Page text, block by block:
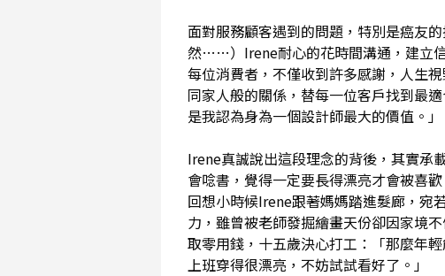
面對服務顧客遇到的問題，特別是癌友
然……）Irene耐心的花時間溝通，建立
每位消費者，不僅收到許多感謝，人生
同家人般的關係，替每一位客戶找到最
是我認為身為一個設計師最大的價值。」
Irene真誠說出這段理念的背後，其實承
會唸書，覺得一定要長得漂亮才會被喜
回想小時候Irene跟著媽媽踏進髮廊，宛
力，雖曾被老師發掘繪畫天份卻因家境
取零用錢，十五歲決心打工：「那麼年
上班穿得很漂亮，不妨試試看好了。」